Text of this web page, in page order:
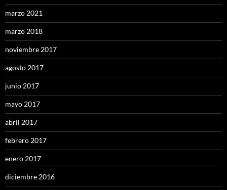
marzo 2021
marzo 2018
noviembre 2017
agosto 2017
junio 2017
mayo 2017
abril 2017
febrero 2017
enero 2017
diciembre 2016